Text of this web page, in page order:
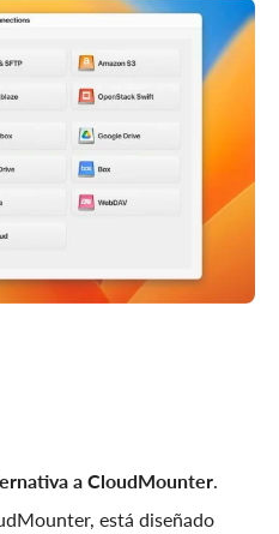
a CloudMounter.
está diseñado